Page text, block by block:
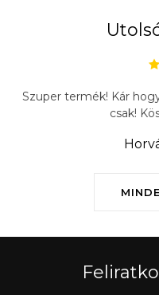
Szuper termék! Kár
csak!